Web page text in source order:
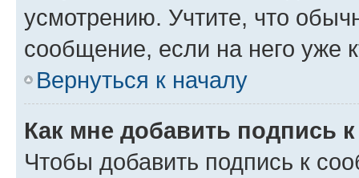
усмотрению. Учтите, что
сообщение, если на него уже
Вернуться к началу
Как мне добавить подпись
Чтобы добавить подпись к